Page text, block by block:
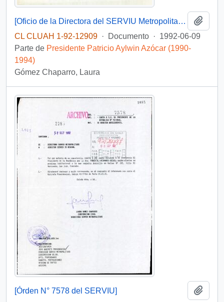
[Oficio de la Directora del SERVIU Metropolitano ante solicitud de particular]
CL CLUAH 1-92-12909 · Documento · 1992-06-09
Parte de Presidente Patricio Aylwin Azócar (1990-
1994)
Gómez Chaparro, Laura
[Órden N° 7578 del SERVIU]